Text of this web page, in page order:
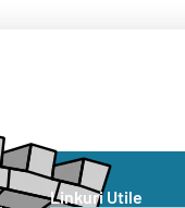
Linkuri Utile